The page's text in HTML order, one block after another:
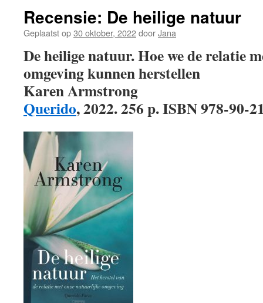
Recensie: De heilige natuur
Geplaatst op30 oktober, 2022doorJana
De heilige natuur. Hoe we de relatie
omgeving kunnen herstellen
Karen Armstrong
Querido, 2022. 256 p. ISBN 978-90-